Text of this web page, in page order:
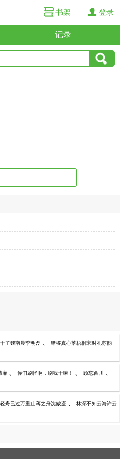
书架 登录
记录
了魏南晨季明磊 、 错将真心落梧桐宋时礼苏韵
靡 、 你们刷怪啊，刷我干嘛！ 、 顾忘西川 、
舟已过万重山蒋之舟沈傲凝 、 林深不知云海许云